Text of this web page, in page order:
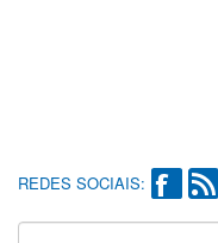
REDES SOCIAIS: